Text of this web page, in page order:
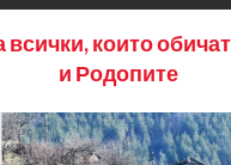
всички, които
и Родопите